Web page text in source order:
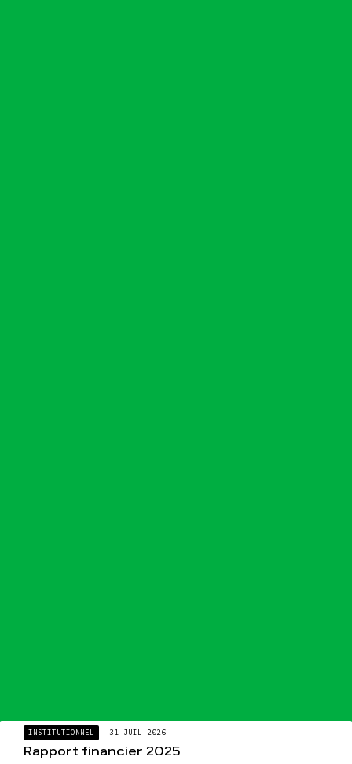
INSTITUTIONNEL 31 JUIL 2026
Rapport financier 2025